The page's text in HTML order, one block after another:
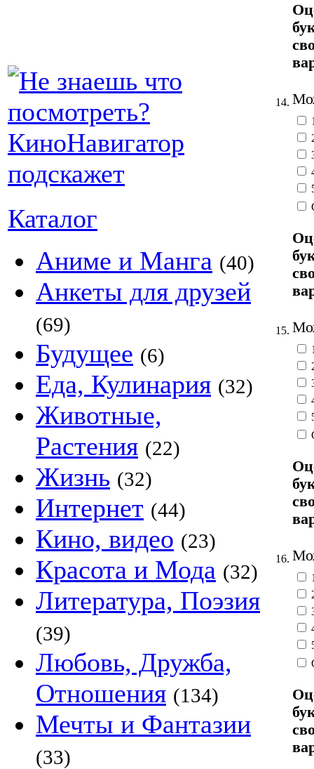
Каталог
Аниме и Манга (40)
Анкеты для друзей
(69)
Будущее (6)
Еда, Кулинария (32)
Животные,
Растения (22)
Жизнь (32)
Интернет (44)
Кино, видео (23)
Красота и Мода (32)
Литература, Поэзия
(39)
Любовь, Дружба,
Отношения (134)
Мечты и Фантазии
(33)
14.
15.
16.